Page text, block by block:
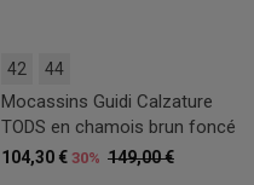
42 44
Mocassins Guidi Calzature
TODS en chamois brun foncé
149,00 €
104,30 € 30%